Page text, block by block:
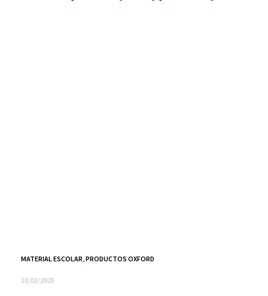
MATERIAL ESCOLAR,PRODUCTOS OXFORD
10/03/2025